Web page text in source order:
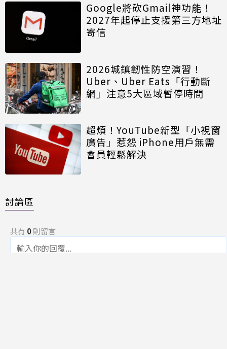
Google將砍Gmail神功能！
2027年起停止支援第三方地址
寄信
2026城鎮韌性防空演習！
Uber、Uber Eats「行動斷
網」注意5大區域暫停時間
超煩！YouTube新型「小視窗
廣告」惹怨 iPhone用戶無需
會員輕鬆解決
討論區
共有 0則留言